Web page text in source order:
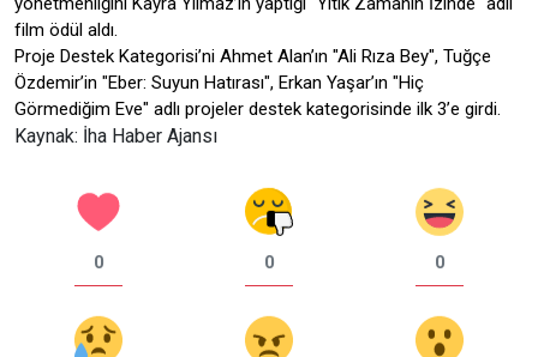
film ödül aldı.
Proje Destek Kategorisi’ni Ahmet Alan’ın "Ali Rıza Bey", Tuğçe
Özdemir’in "Eber: Suyun Hatırası", Erkan Yaşar’ın "Hiç
Görmediğim Eve" adlı projeler destek kategorisinde ilk 3’e girdi.
Kaynak: İha Haber Ajansı
0 0 0